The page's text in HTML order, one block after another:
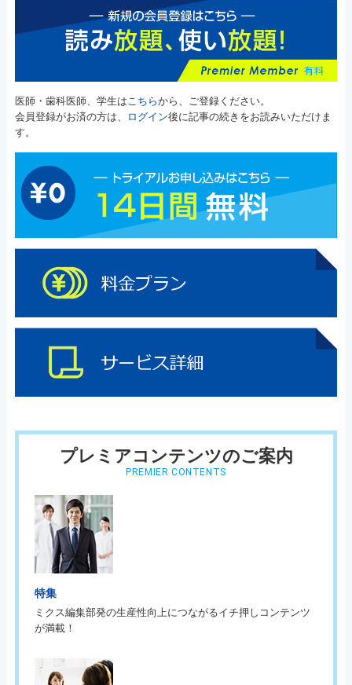
医師・歯科医師、学生は こちらから、ご登録ください。
会員登録がお済の方は、
ログイン後に記事の続きをお読みいただけま
す。
プレミアコンテンツのご案内
PREMIER CONTENTS
特集
ミクス編集部発の生産性向上につながるイチ押しコンテンツ
が満載！